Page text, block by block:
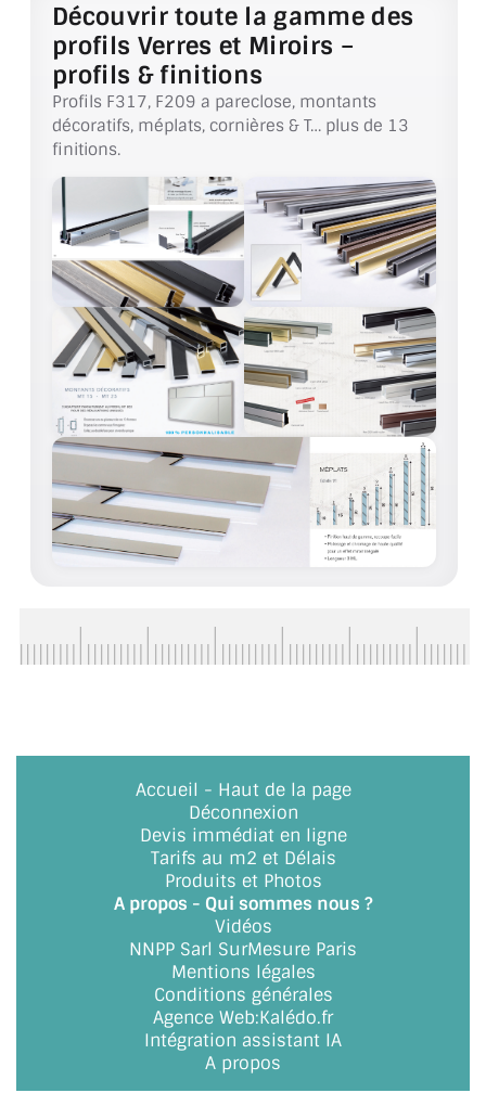
VERRES TEXTURÉS
PLEXIGLAS PMMA
DOUBLE VITRAGE
CATALOGUE DE PROFILS ET FIXATION DU
VERRE
LES FIXATIONS POUR MIROIR
LES PROFILS PAROI DE VERRE
VITRINE EN VERRE
CONNECTEURS ET ASSEMBLAGE DE VERRES
PLATS ET CORNIÈRES
LES CHARNIÈRES DE PORTE EN VERRE
JOINTS D'ÉTANCHÉITÉS
SYSTÈMES COULISSANTS
LE CATALOGUE ACCESSOIRES
(STROMBINOSCOPE)
ACCESSOIRES EN PROMOTIONS
EXEMPLES, RÉALISATIONS, INSPIRATIONS
NUANCIER RAL
COMMENT COUPER DU VERRE ?
Découvrir toute la gamme des
profils Verres et Miroirs –
profils & finitions
Profils F317, F209 a pareclose, montants
décoratifs, méplats, cornières & T… plus de 13
finitions.
Accueil - Haut de la page
Déconnexion
Devis immédiat en ligne
Tarifs au m2 et Délais
Produits et Photos
A propos - Qui sommes nous ?
Vidéos
NNPP Sarl SurMesure Paris
Mentions légales
Conditions générales
Agence Web:Kalédo.fr
Intégration assistant IA
A propos